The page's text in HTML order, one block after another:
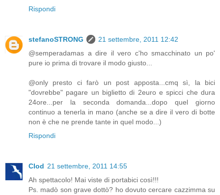
Rispondi
stefanoSTRONG
21 settembre, 2011 12:42
@semperadamas a dire il vero c'ho smacchinato un po'
pure io prima di trovare il modo giusto...
@only presto ci farò un post apposta...cmq sì, la bici
"dovrebbe" pagare un biglietto di 2euro e spicci che dura
24ore...per la seconda domanda...dopo quel giorno
continuo a tenerla in mano (anche se a dire il vero di botte
non è che ne prende tante in quel modo...)
Rispondi
Clod 21 settembre, 2011 14:55
Ah spettacolo! Mai viste di portabici così!!!
Ps. madò son grave dottò? ho dovuto cercare cazzimma su